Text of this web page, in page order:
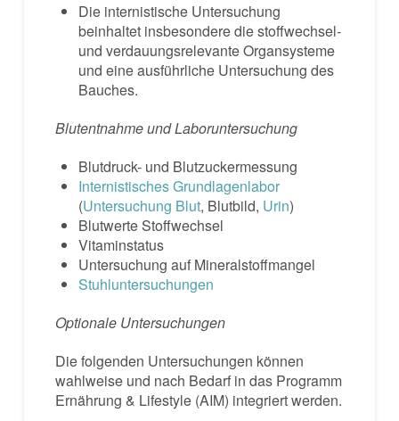
Die internistische Untersuchung
beinhaltet insbesondere die stoffwechsel-
und verdauungsrelevante Organsysteme
und eine ausführliche Untersuchung des
Bauches.
Blutentnahme und Laboruntersuchung
Blutdruck- und Blutzuckermessung
Internistisches Grundlagenlabor
(Untersuchung Blut, Blutbild, Urin)
Blutwerte Stoffwechsel
Vitaminstatus
Untersuchung auf Mineralstoffmangel
Stuhluntersuchungen
Optionale Untersuchungen
Die folgenden Untersuchungen können
wahlweise und nach Bedarf in das Programm
Ernährung & Lifestyle (AIM) integriert werden.